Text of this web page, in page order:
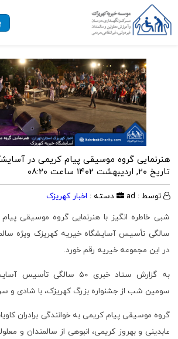
هنرنمایی گروه موسیقی پیام کریمی در
تاریخ ۲۰, اردیبهشت ۱۴۰۲ ساعت ۰۸:۲۰
توسط : ad دسته : اخبار کهریزک
سالگی تأسیس آسایشگاه خیریه کهریزک ویژه
در این مجموعه خیریه رقم خورد.
به گزارش ستاد خبری ۵۰ سالگی
سومین شب از جشنواره بزرگ کهریزک، با شادی و
گروه موسیقی پیام کریمی به خوانندگی برادران
عابدینی و بهروز کریمی، انبوهی از سالمندان و